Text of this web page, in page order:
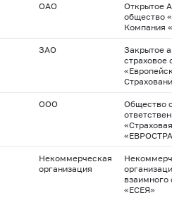
ОАО
Открытое
общество
Компания
ЗАО
Закрытое
страховое
ООО
Общество
Некоммерческая
организация
взаимного
«ЕСЕЯ»